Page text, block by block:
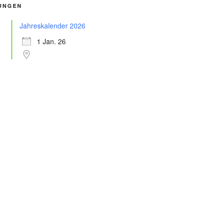
Jahreskalender 2026
1 Jan. 26